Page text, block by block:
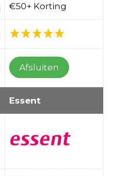
€50+ Korting
Afsluiten
Essent